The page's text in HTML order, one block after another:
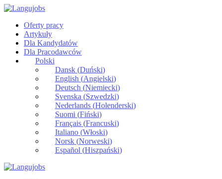
Oferty pracy
Artykuły
Dla Kandydatów
Dla Pracodawców
Polski
Dansk(Duński)
English (Angielski)
Deutsch (Niemiecki)
Svenska (Szwedzki)
Nederlands(Holenderski)
Suomi (Fiński)
Français(Francuski)
Italiano(Włoski)
Norsk(Norweski)
Español (Hiszpański)